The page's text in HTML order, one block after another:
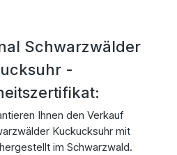
Schwarzwälder
-
Ihnen den Verkauf
Kuckucksuhr mit
im Schwarzwald.